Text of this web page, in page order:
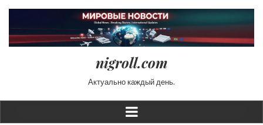
nigroll.com
Актуально каждый день.